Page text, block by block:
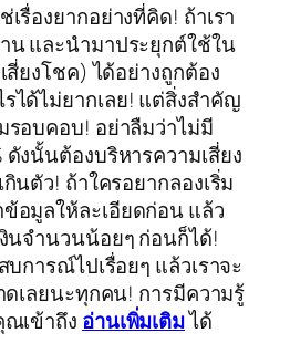
รื่องยากอย่างที่คิด! ถ้าเรา
น และนำมาประยุกต์ใช้ใน
สี่ยงโชค) ได้อย่างถูกต้อง
รได้ไม่ยากเลย! แต่สิ่งสำคัญ
อบคอบ! อย่าลืมว่าไม่มี
งนั้นต้องบริหารความเสี่ยง
นตัว! ถ้าใครอยากลองเริ่ม
อมูลให้ละเอียดก่อน แล้ว
นจำนวนน้อยๆ ก่อนก็ได้!
บการณ์ไปเรื่อยๆ แล้วเราจะ
ดเลยนะทุกคน! การมีความรู้
เข้าถึง อ่านเพิ่มเติมได้